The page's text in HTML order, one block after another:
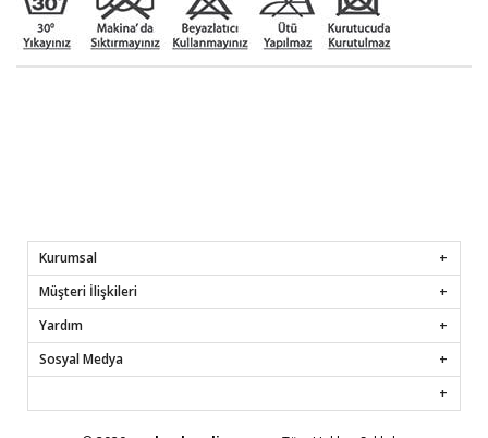
Kurumsal
Müşteri İlişkileri
Yardım
Sosyal Medya